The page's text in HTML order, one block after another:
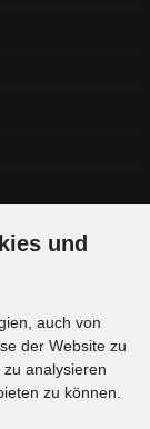
und
auch von
der Website zu
analysieren
zu können.